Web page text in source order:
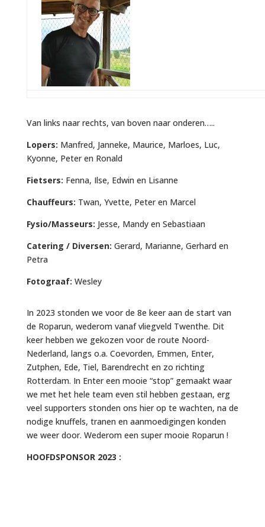
Van links naar rechts, van boven naar onderen…..
Lopers: Manfred, Janneke, Maurice, Marloes, Luc,
Kyonne, Peter en Ronald
Fietsers: Fenna, Ilse, Edwin en Lisanne
Chauffeurs: Twan, Yvette, Peter en Marcel
Fysio/Masseurs: Jesse, Mandy en Sebastiaan
Catering / Diversen: Gerard, Marianne, Gerhard en
Petra
Fotograaf: Wesley
In 2023 stonden we voor de 8e keer aan de start van
de Roparun, wederom vanaf vliegveld Twenthe. Dit
keer hebben we gekozen voor de route Noord-
Nederland, langs o.a. Coevorden, Emmen, Enter,
Zutphen, Ede, Tiel, Barendrecht en zo richting
Rotterdam. In Enter een mooie “stop” gemaakt waar
we met het hele team even stil hebben gestaan, erg
veel supporters stonden ons hier op te wachten, na de
nodige knuffels, tranen en aanmoedigingen konden
we weer door. Wederom een super mooie Roparun !
HOOFDSPONSOR 2023 :